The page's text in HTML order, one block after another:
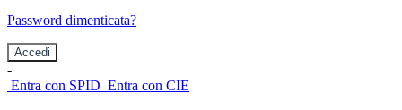
Password dimenticata?
-
Entra con SPID Entra con CIE